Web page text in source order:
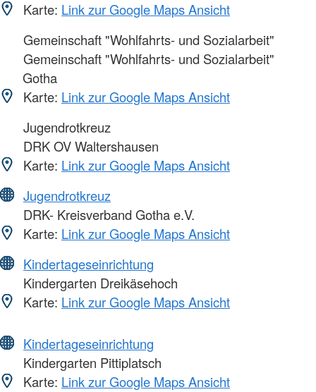
Karte: Link zur Google Maps Ansicht
Gemeinschaft "Wohlfahrts- und Sozialarbeit"
Gemeinschaft "Wohlfahrts- und Sozialarbeit"
Gotha
Karte: Link zur Google Maps Ansicht
Jugendrotkreuz
DRK OV Waltershausen
Karte: Link zur Google Maps Ansicht
Jugendrotkreuz
DRK- Kreisverband Gotha e.V.
Karte: Link zur Google Maps Ansicht
Kindertageseinrichtung
Kindergarten Dreikäsehoch
Karte: Link zur Google Maps Ansicht
Kindertageseinrichtung
Kindergarten Pittiplatsch
Karte: Link zur Google Maps Ansicht